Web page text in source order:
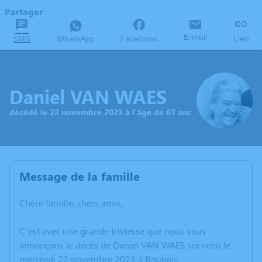
Partager
SMS WhatsApp Facebook E-mail Lien
Daniel VAN WAES
décédé le 22 novembre 2023 à l'âge de 67 ans
Message de la famille
Chère famille, chers amis,
C’est avec une grande tristesse que nous vous
annonçons le décès de Daniel VAN WAES survenu le
mercredi 22 novembre 2023 à Roubaix.